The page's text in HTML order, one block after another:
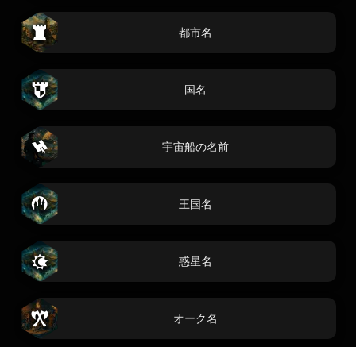
都市名
国名
宇宙船の名前
王国名
惑星名
オーク名